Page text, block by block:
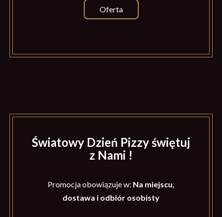
Oferta
Światowy Dzień Pizzy świętuj
z Nami !
Promocja obowiązuje w: Na miejscu,
dostawa i odbiór osobisty